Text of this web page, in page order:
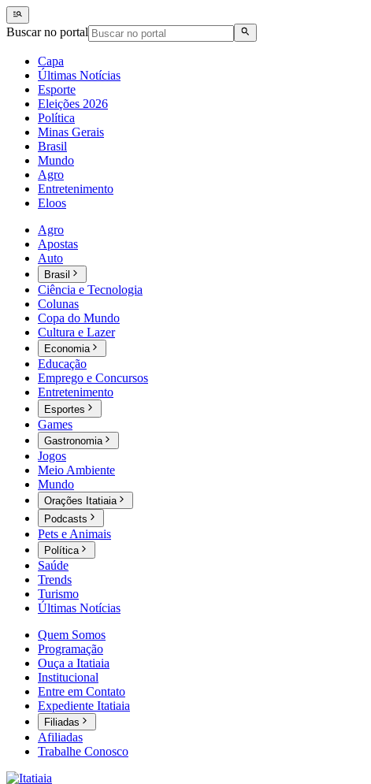
Buscar no portal
Capa
Últimas Notícias
Esporte
Eleições 2026
Política
Minas Gerais
Brasil
Mundo
Agro
Entretenimento
Eloos
Agro
Apostas
Auto
Brasil
Ciência e Tecnologia
Colunas
Copa do Mundo
Cultura e Lazer
Economia
Educação
Emprego e Concursos
Entretenimento
Esportes
Games
Gastronomia
Jogos
Meio Ambiente
Mundo
Orações Itatiaia
Podcasts
Pets e Animais
Política
Saúde
Trends
Turismo
Últimas Notícias
Quem Somos
Programação
Ouça a Itatiaia
Institucional
Entre em Contato
Expediente Itatiaia
Filiadas
Afiliadas
Trabalhe Conosco